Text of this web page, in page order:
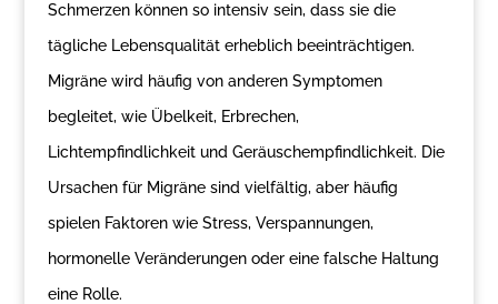
Schmerzen können so intensiv sein, dass sie die
tägliche Lebensqualität erheblich beeinträchtigen.
Migräne wird häufig von anderen Symptomen
begleitet, wie Übelkeit, Erbrechen,
Lichtempfindlichkeit und Geräuschempfindlichkeit. Die
Ursachen für Migräne sind vielfältig, aber häufig
spielen Faktoren wie Stress, Verspannungen,
hormonelle Veränderungen oder eine falsche Haltung
eine Rolle.